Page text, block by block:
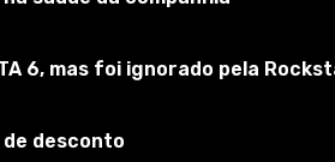
Itália.
sua idade, ainda é o maior
conhecidos como dinastia
6, mas foi ignorado pela
desconto